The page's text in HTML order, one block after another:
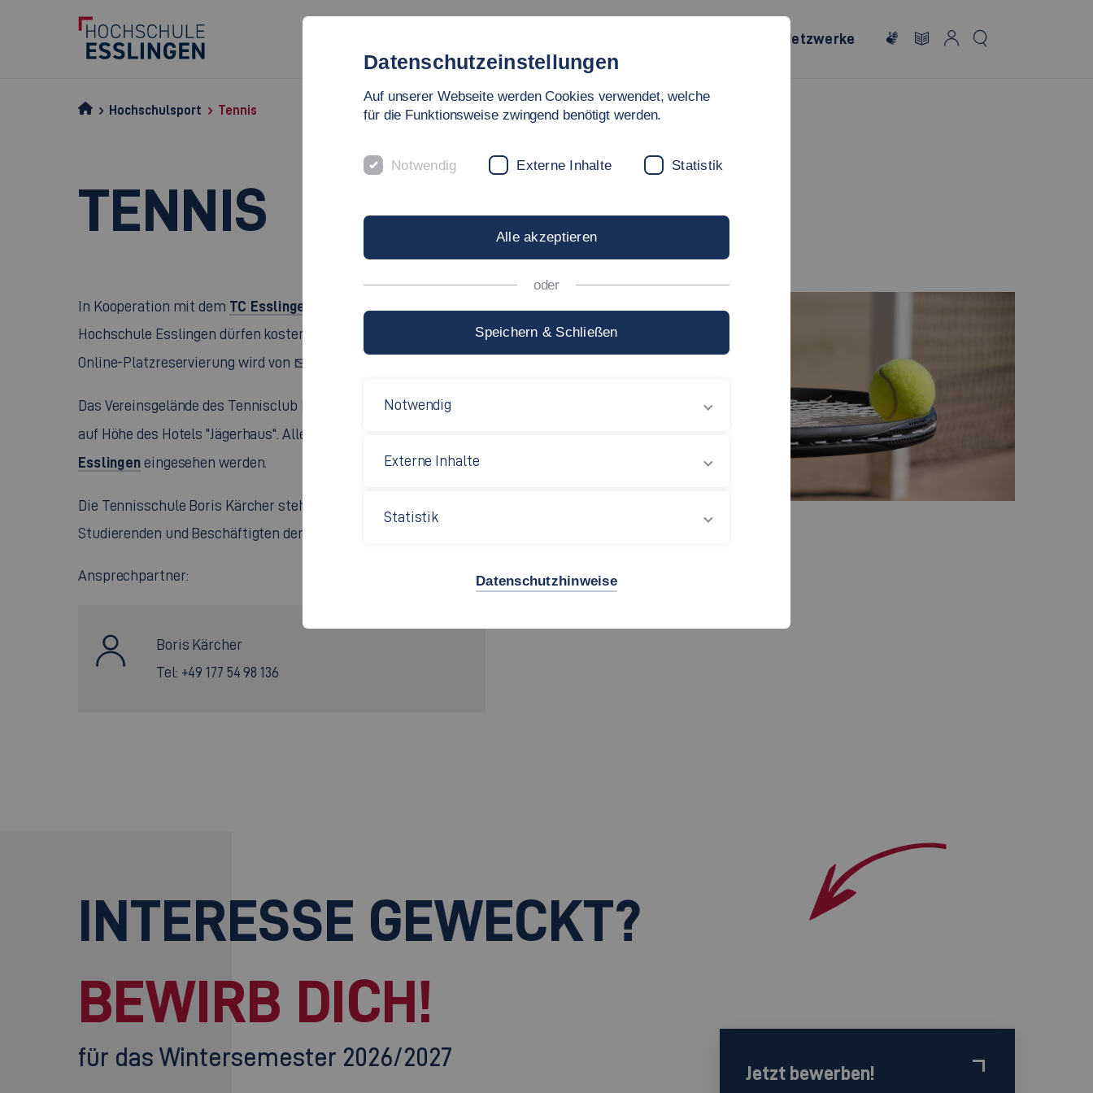
Netzwerke
Hochschulsport Tennis
TENNIS
In Kooperation mit dem TC Esslingen
Hochschule Esslingen dürfen kostenfrei auf der Anlage spielen. Nutzername und Passwort für die
Online-Platzreservierung wird von
Das Vereinsgelände des Tennisclub Esslingen befindet sich an der
auf Höhe des Hotels "Jägerhaus". Alles Wissenswerte zum Verein kann auf der
Esslingen eingesehen werden.
Die Tennisschule Boris Kärcher steht mit ihren individuellen Trainingsangeboten auch den
Studierenden und Beschäftigten der Hochschule Esslingen zur Verfügung.
Ansprechpartner:
Boris Kärcher
Tel: +49 177 54 98 136
INTERESSE GEWECKT?
BEWIRB DICH!
für das Wintersemester 2026/2027
Jetzt bewerben!
Datenschutzeinstellungen
Auf unserer Webseite werden Cookies verwendet, welche
für die Funktionsweise zwingend benötigt werden.
Notwendig Externe Inhalte Statistik
Alle akzeptieren
oder
Speichern & Schließen
Notwendig
Externe Inhalte
Statistik
Datenschutzhinweise